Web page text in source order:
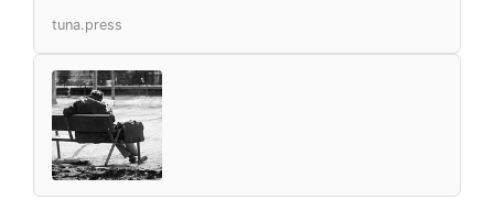
tuna.press